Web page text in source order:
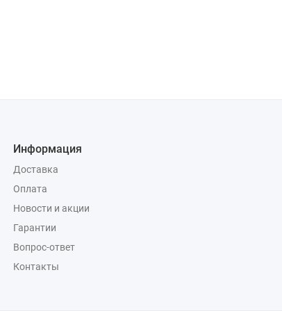
Информация
Доставка
Оплата
Новости и акции
Гарантии
Вопрос-ответ
Контакты